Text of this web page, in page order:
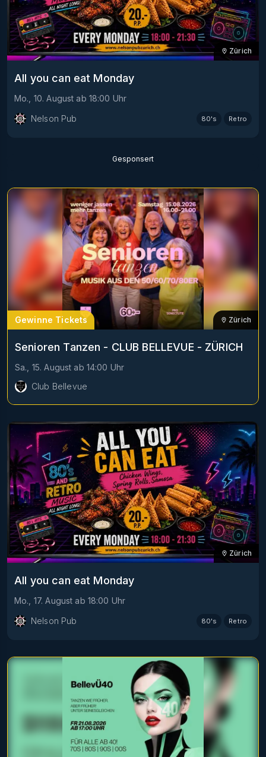
Zürich
All you can eat Monday
Mo., 10. August ab 18:00 Uhr
Nelson Pub
80's Retro
Gesponsert
Gewinne Tickets Zürich
Senioren Tanzen - CLUB BELLEVUE - ZÜRICH
Sa., 15. August ab 14:00 Uhr
Club Bellevue
Zürich
All you can eat Monday
Mo., 17. August ab 18:00 Uhr
Nelson Pub
80's Retro